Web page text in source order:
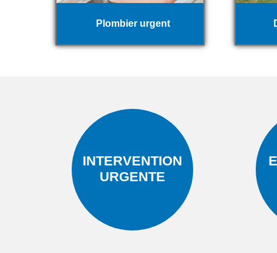
Plombier urgent
INTERVENTION
URGENTE